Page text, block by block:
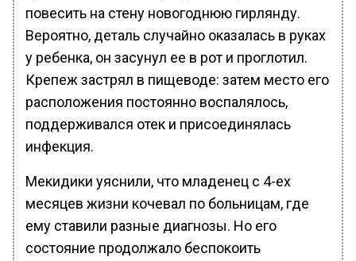
повесить на стену новогоднюю гирлянду.
Вероятно, деталь случайно оказалась в руках
у ребенка, он засунул ее в рот и проглотил.
Крепеж застрял в пищеводе: затем место его
расположения постоянно воспалялось,
поддерживался отек и присоединялась
инфекция.
Мекидики уяснили, что младенец с 4-ех
месяцев жизни кочевал по больницам, где
ему ставили разные диагнозы. Но его
состояние продолжало беспокоить